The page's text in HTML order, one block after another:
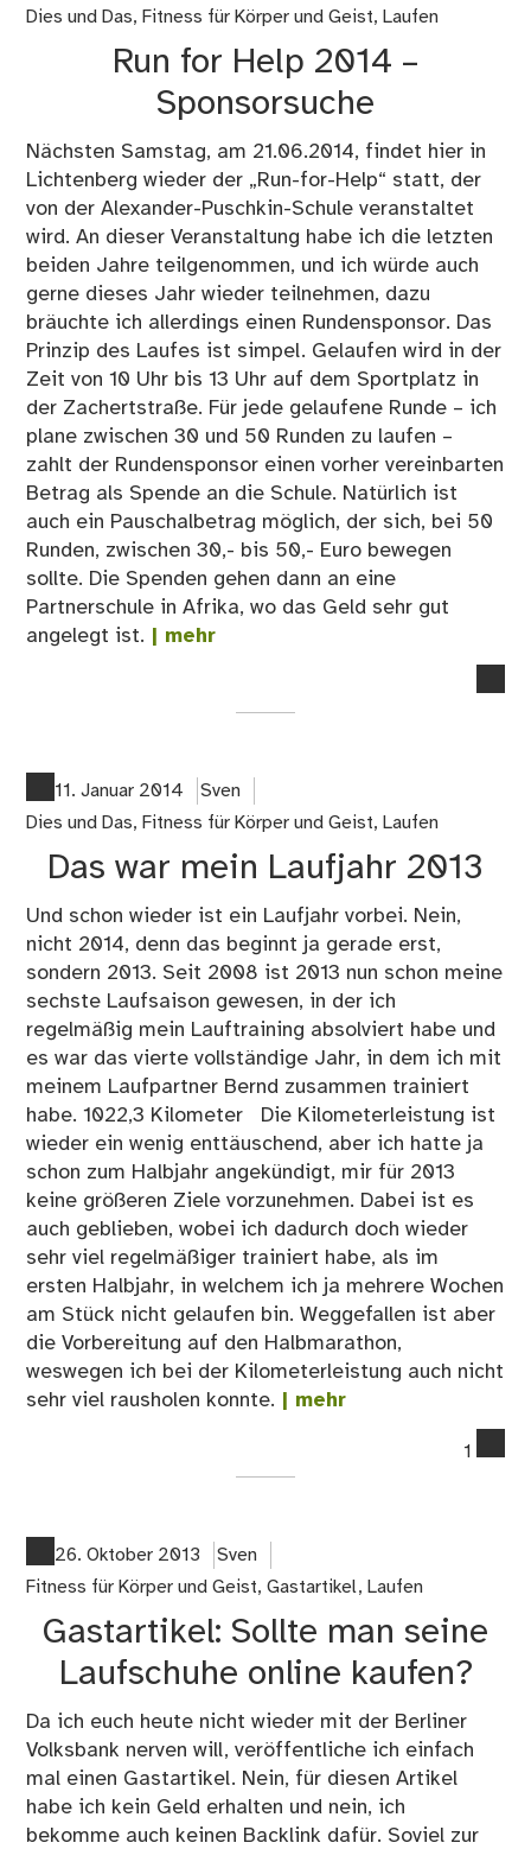
Dies und Das, Fitness für Körper und Geist, Laufen
Run for Help 2014 –
Sponsorsuche
Nächsten Samstag, am 21.06.2014, findet hier in
Lichtenberg wieder der „Run-for-Help“ statt, der
von der Alexander-Puschkin-Schule veranstaltet
wird. An dieser Veranstaltung habe ich die letzten
beiden Jahre teilgenommen, und ich würde auch
gerne dieses Jahr wieder teilnehmen, dazu
bräuchte ich allerdings einen Rundensponsor. Das
Prinzip des Laufes ist simpel. Gelaufen wird in der
Zeit von 10 Uhr bis 13 Uhr auf dem Sportplatz in
der Zachertstraße. Für jede gelaufene Runde – ich
plane zwischen 30 und 50 Runden zu laufen –
zahlt der Rundensponsor einen vorher vereinbarten
Betrag als Spende an die Schule. Natürlich ist
auch ein Pauschalbetrag möglich, der sich, bei 50
Runden, zwischen 30,- bis 50,- Euro bewegen
sollte. Die Spenden gehen dann an eine
Partnerschule in Afrika, wo das Geld sehr gut
angelegt ist. | mehr
11. Januar 2014
Sven
Dies und Das, Fitness für Körper und Geist, Laufen
Das war mein Laufjahr 2013
Und schon wieder ist ein Laufjahr vorbei. Nein,
nicht 2014, denn das beginnt ja gerade erst,
sondern 2013. Seit 2008 ist 2013 nun schon meine
sechste Laufsaison gewesen, in der ich
regelmäßig mein Lauftraining absolviert habe und
es war das vierte vollständige Jahr, in dem ich mit
meinem Laufpartner Bernd zusammen trainiert
habe. 1022,3 Kilometer Die Kilometerleistung ist
wieder ein wenig enttäuschend, aber ich hatte ja
schon zum Halbjahr angekündigt, mir für 2013
keine größeren Ziele vorzunehmen. Dabei ist es
auch geblieben, wobei ich dadurch doch wieder
sehr viel regelmäßiger trainiert habe, als im
ersten Halbjahr, in welchem ich ja mehrere Wochen
am Stück nicht gelaufen bin. Weggefallen ist aber
die Vorbereitung auf den Halbmarathon,
weswegen ich bei der Kilometerleistung auch nicht
sehr viel rausholen konnte. | mehr
1
26. Oktober 2013
Sven
Fitness für Körper und Geist,Gastartikel, Laufen
Gastartikel: Sollte man seine
Laufschuhe online kaufen?
Da ich euch heute nicht wieder mit der Berliner
Volksbank nerven will, veröffentliche ich einfach
mal einen Gastartikel. Nein, für diesen Artikel
habe ich kein Geld erhalten und nein, ich
bekomme auch keinen Backlink dafür. Soviel zur